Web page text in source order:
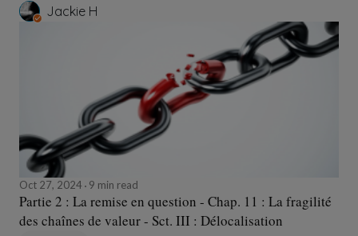
Jackie H
Oct 27, 2024 9 min read
Partie 2 : La remise en question - Chap. 11 : La fragilité
des chaînes de valeur - Sct. III : Délocalisation